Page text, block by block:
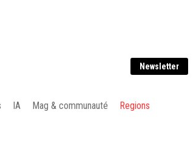
Newsletter
IA Mag & communauté Regions